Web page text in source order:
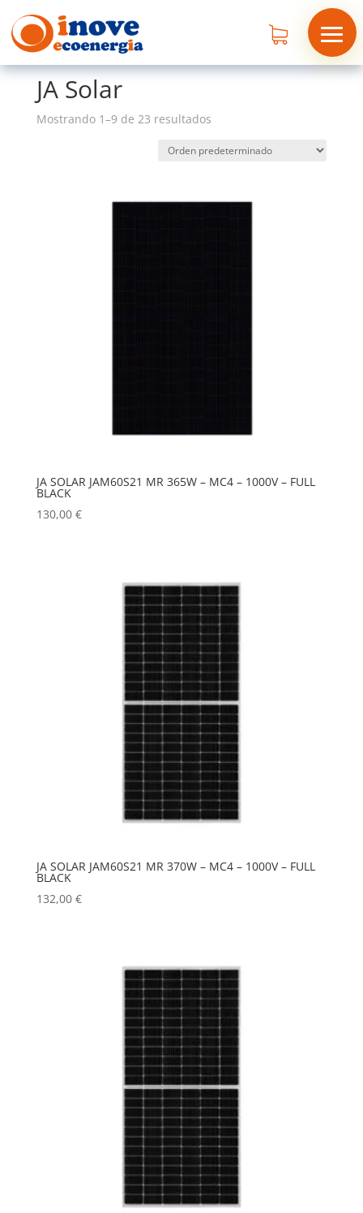
Inicio/Productos etiquetados “JA Solar”
JA Solar
Mostrando 1–9 de 23 resultados
JA SOLAR JAM60S21 MR 365W – MC4 – 1000V – FULL
BLACK
130,00 €
JA SOLAR JAM60S21 MR 370W – MC4 – 1000V – FULL
BLACK
132,00 €